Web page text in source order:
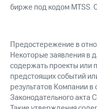
бирже под кодом MTSS.
Предостережение в
Некоторые заявления в
содержать проекты или
предстоящих событий
результатов Компании
Законодательного акта